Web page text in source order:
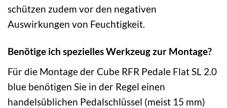
schützen zudem vor den negativen
Auswirkungen von Feuchtigkeit.
Benötige ich spezielles Werkzeug zur Montage?
Für die Montage der Cube RFR Pedale Flat SL 2.0
blue benötigen Sie in der Regel einen
handelsüblichen Pedalschlüssel (meist 15 mm)